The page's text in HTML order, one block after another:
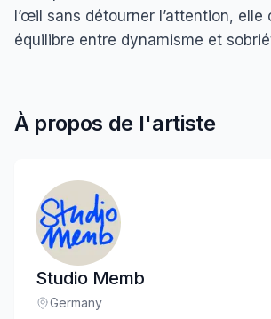
l’œil sans détourner l’attention, elle
équilibre entre dynamisme et
À propos de l'artiste
Studio Memb
Lieu:
Germany